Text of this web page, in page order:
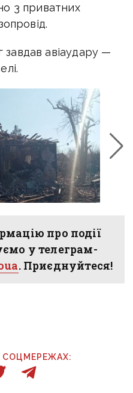
3 приватних
завдав авіаудару —
про події
у телеграм-
. Приєднуйтеся!
СОЦМЕРЕЖАХ: